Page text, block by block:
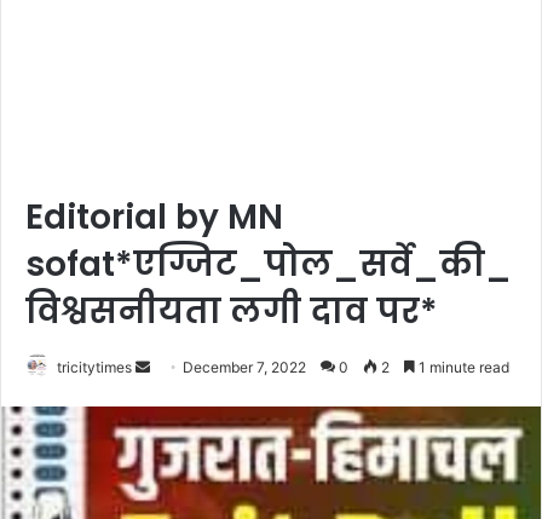
Editorial by MN
sofat*एग्जिट_पोल_सर्वे_की_
विश्वसनीयता लगी दाव पर*
tricitytimes
Send
email
December 7, 2022 0 2 1 minute read